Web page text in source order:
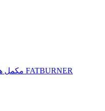
مکمل های چربی سوز ورزشی FATBURNER